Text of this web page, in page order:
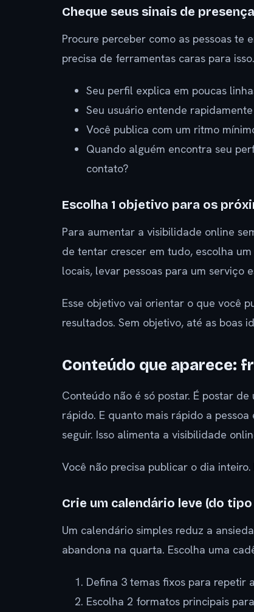
Cheque seus sinais de presença
Procure perceber como as pessoas te
precisa de ferramentas caras para
Seu perfil explica em poucas
Seu usuário entende
Você publica com um ritmo
Quando alguém encontra seu
contato?
Escolha 1 objetivo para os
Para aumentar a visibilidade online
de tentar crescer em tudo, escolha
locais, levar pessoas para um serviço
Esse objetivo vai orientar o que você
resultados. Sem objetivo, até as boas
Conteúdo que aparece:
Conteúdo não é só postar. É postar
rápido. E quanto mais rápido a
seguir. Isso alimenta a visibilidade
Você não precisa publicar o dia
Crie um calendário leve (do
Um calendário simples reduz a
abandona na quarta. Escolha uma
Defina 3 temas fixos para repetir
Escolha 2 formatos principais